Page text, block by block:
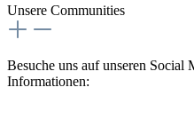
Unsere Communities
Besuche uns auf unseren Social
Informationen: